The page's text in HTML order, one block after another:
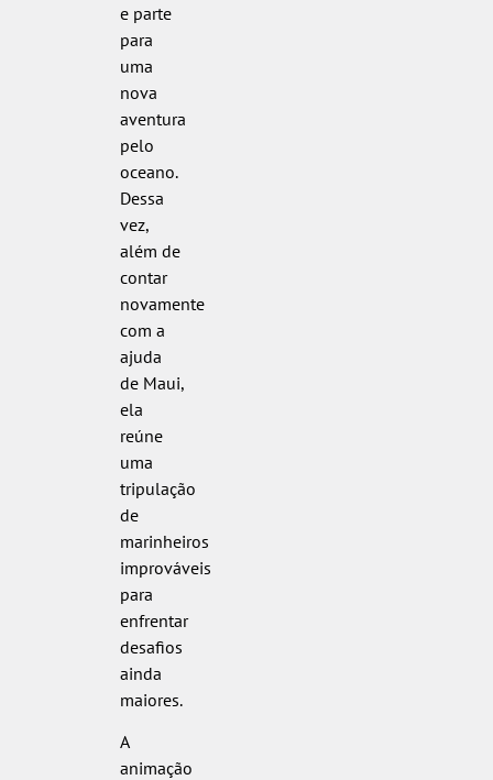
e parte
para
uma
nova
aventura
pelo
oceano.
Dessa
vez,
além de
contar
novamente
com a
ajuda
de Maui,
ela
reúne
uma
tripulação
de
marinheiros
improváveis
para
enfrentar
desafios
ainda
maiores.
A
animação